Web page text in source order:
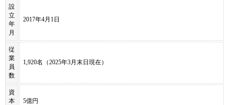
設
立
年
月
2017年4月1日
従
業
員
数
1,920名（2025年3月末日現在）
資
本
5億円